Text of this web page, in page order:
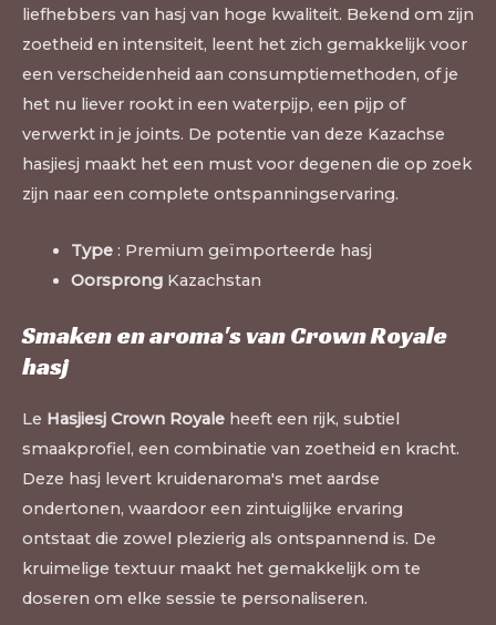
liefhebbers van hasj van hoge kwaliteit. Bekend om zijn
zoetheid en intensiteit, leent het zich gemakkelijk voor
een verscheidenheid aan consumptiemethoden, of je
het nu liever rookt in een waterpijp, een pijp of
verwerkt in je joints. De potentie van deze Kazachse
hasjiesj maakt het een must voor degenen die op zoek
zijn naar een complete ontspanningservaring.
Type: Premium geïmporteerde hasj
OorsprongKazachstan
Smaken en aroma's van Crown Royale
hasj
Le Hasjiesj Crown Royale heeft een rijk, subtiel
smaakprofiel, een combinatie van zoetheid en kracht.
Deze hasj levert kruidenaroma's met aardse
ondertonen, waardoor een zintuiglijke ervaring
ontstaat die zowel plezierig als ontspannend is. De
kruimelige textuur maakt het gemakkelijk om te
doseren om elke sessie te personaliseren.